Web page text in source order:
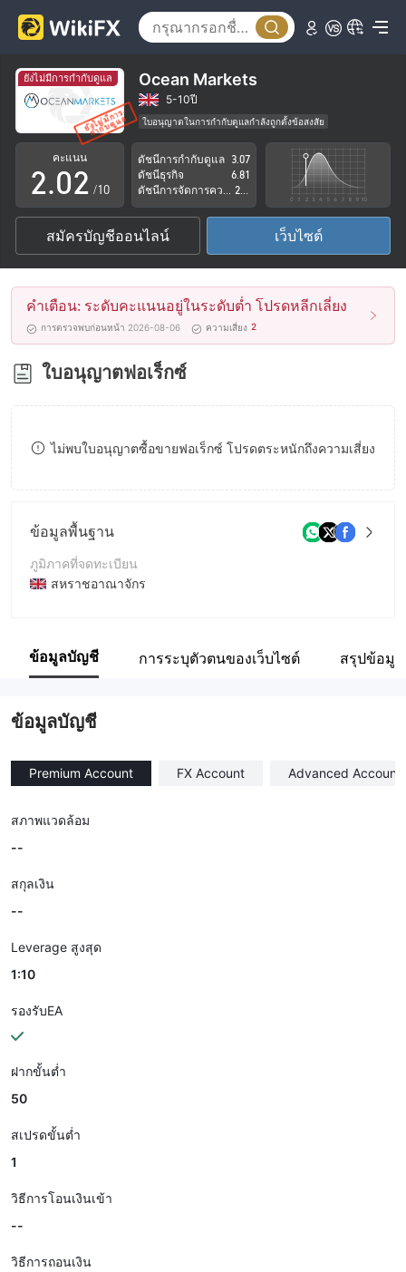
ยังไม่มีการกำกับดูแล Ocean Markets
5-10ปี
ใบอนุญาตในการกำกับดูแลกำลังถูกตั้งข้อสงสัย
กลุ่มธุรกิจที่ต้องสงสัย
ระวังความเสี่ยงอันตรายที่อาจจะซ่อนอยู่
คะแนน
0
1
2
3
4
5
6
7
8
9
.0
1
2
3
4
5
6
7
0
1
2
3
4
5
6
7
8
9
/10
ดัชนีการกำกับดูแล 3.07
ดัชนีธุรกิจ
6.81
สมัครบัญชีออนไลน์ เว็บไซต์
คำเตือน: ระดับคะแนนอยู่ในระดับต่ำ โปรดหลีกเลี่ยง
การตรวจพบก่อนหน้า 2026-08-06 ความเสี่ยง 2
ใบอนุญาตฟอเร็กซ์
ไม่พบใบอนุญาตซื้อขายฟอเร็กซ์ โปรดตระหนักถึงความเสี่ยง
ข้อมูลพื้นฐาน
ภูมิภาคที่จดทะเบียน
สหราชอาณาจักร
ชื่อบริษัท
ข้อมูลบัญชี การระบุตัวตนของเว็บไซต์ สรุปข้อมู
ข้อมูลบัญชี
Premium Account FX Account Advanced Account
สภาพแวดล้อม
--
สกุลเงิน
--
Leverage สูงสุด
1:10
รองรับEA
ฝากขั้นต่ำ
50
สเปรดขั้นต่ำ
1
วิธีการโอนเงินเข้า
--
วิธีการถอนเงิน